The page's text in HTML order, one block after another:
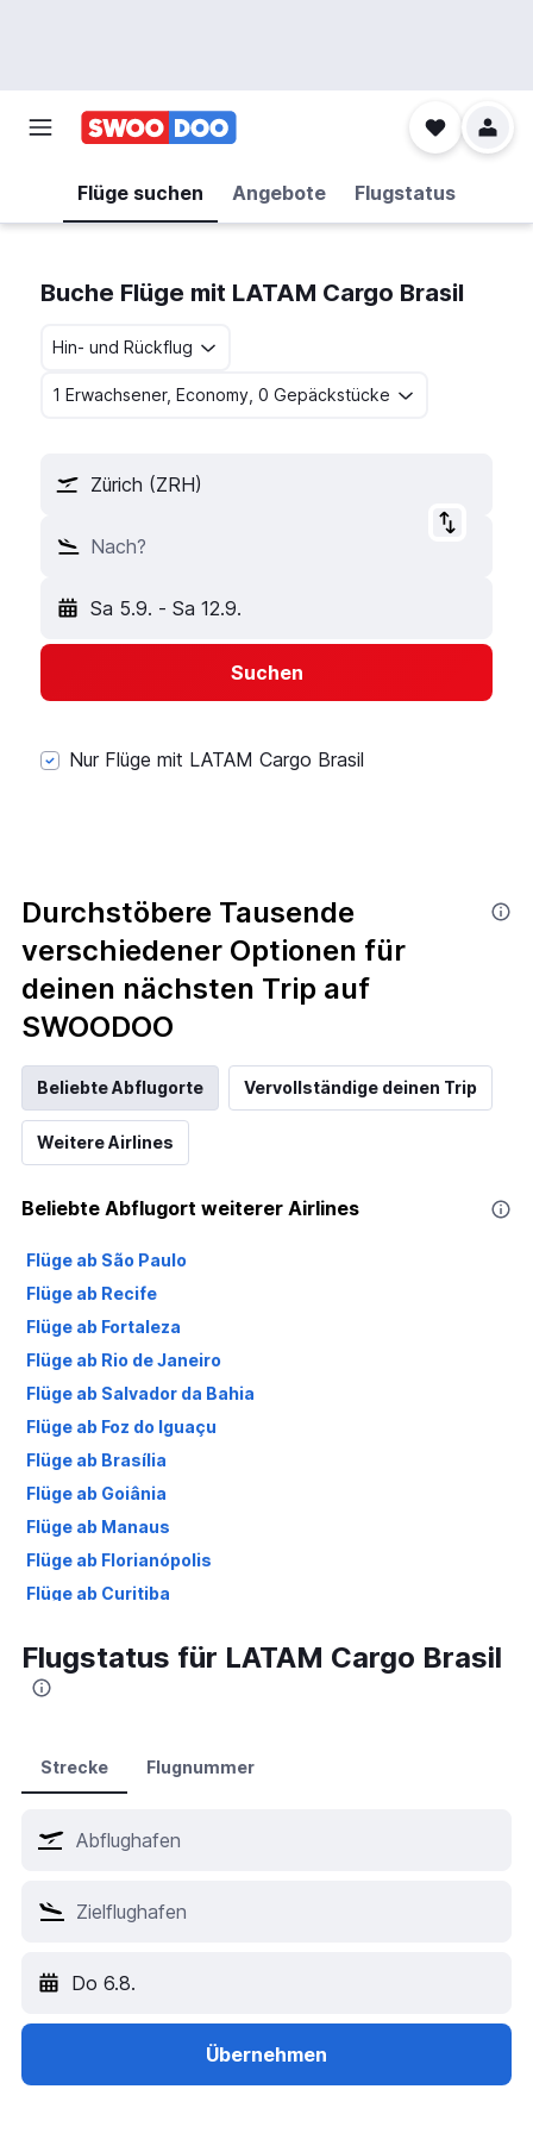
Flüge suchen Angebote Flugstatus
Buche Flüge mit LATAM Cargo Brasil
Hin- und Rückflug
1 Erwachsener, Economy, 0 Gepäckstücke
Zürich (ZRH)
Nach?
Sa 5.9. - Sa 12.9.
Suchen
Nur Flüge mit LATAM Cargo Brasil
Durchstöbere Tausende
verschiedener Optionen für
deinen nächsten Trip auf
SWOODOO
Beliebte Abflugorte Vervollständige deinen Trip
Weitere Airlines
Beliebte Abflugort weiterer Airlines
Flüge ab São Paulo
Flüge ab Recife
Flüge ab Fortaleza
Flüge ab Rio de Janeiro
Flüge ab Salvador da Bahia
Flüge ab Foz do Iguaçu
Flüge ab Brasília
Flüge ab Goiânia
Flüge ab Manaus
Flüge ab Florianópolis
Flüge ab Curitiba
Flugstatus für LATAM Cargo Brasil
Strecke Flugnummer
Do 6.8.
Übernehmen